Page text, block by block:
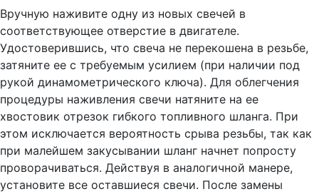
Вручную наживите одну из новых свечей в
соответствующее отверстие в двигателе.
Удостоверившись, что свеча не перекошена в резьбе,
затяните ее с требуемым усилием (при наличии под
рукой динамометрического ключа). Для облегчения
процедуры наживления свечи натяните на ее
хвостовик отрезок гибкого топливного шланга. При
этом исключается вероятность срыва резьбы, так как
при малейшем закусывании шланг начнет попросту
проворачиваться. Действуя в аналогичной манере,
установите все оставшиеся свечи. После замены